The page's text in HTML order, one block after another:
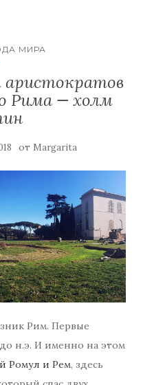
МИРА
аристократов
Рима — холм
от Margarita
Рим. Первые
н.э. И именно на этом
Ромул и Рем, здесь